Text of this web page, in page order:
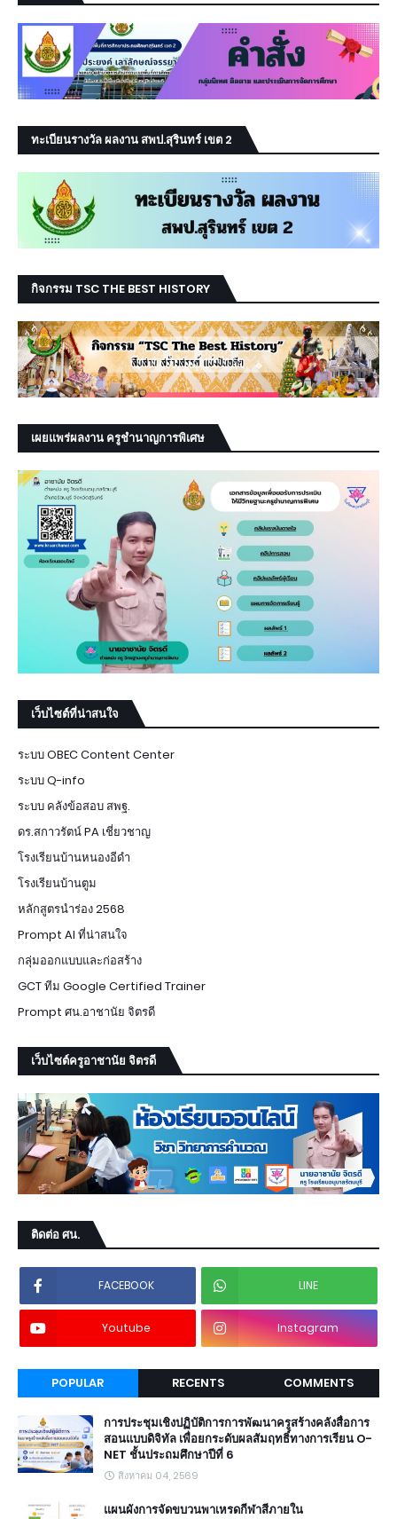
ทะเบียนรางวัล ผลงาน สพป.สุรินทร์ เขต 2
กิจกรรม TSC THE BEST HISTORY
เผยแพร่ผลงาน ครูชำนาญการพิเศษ
เว็บไซต์ที่น่าสนใจ
ระบบ OBEC Content Center
ระบบ Q-info
ระบบ คลังข้อสอบ สพฐ.
ดร.สกาวรัตน์ PA เชี่ยวชาญ
โรงเรียนบ้านหนองอีดำ
โรงเรียนบ้านตูม
หลักสูตรนำร่อง 2568
Prompt AI ที่น่าสนใจ
กลุ่มออกแบบและก่อสร้าง
GCT ทีม Google Certified Trainer
Prompt ศน.อาชานัย จิตรดี
เว็บไซต์ครูอาชานัย จิตรดี
ติดต่อ ศน.
FACEBOOK LINE
Youtube Instagram
POPULAR RECENTS COMMENTS
การประชุมเชิงปฏิบัติการการพัฒนาครูสร้างคลังสื่อการ
สอนแบบดิจิทัล เพื่อยกระดับผลสัมฤทธิ์ทางการเรียน O-
NET ชั้นประถมศึกษาปีที่ 6
สิงหาคม 04, 2569
แผนผังการจัดขบวนพาเหรดกีฬาสีภายใน